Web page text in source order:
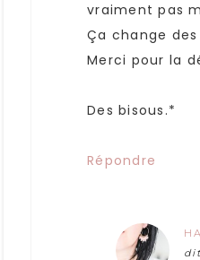
vraiment pas
Ça change
Merci pour la
Des bisous.*
Répondre
dit